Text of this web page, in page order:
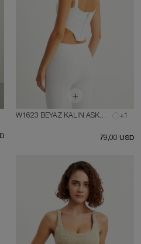
W1623 BEYAZ KALIN ASKI BÜSTİYER +1
79,00 USD